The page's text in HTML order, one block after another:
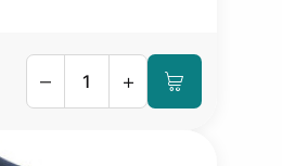
– +